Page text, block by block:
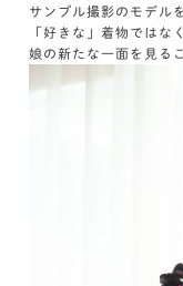
サンプル撮影のモデル
「好きな」着物ではな
娘の新たな一面を見る